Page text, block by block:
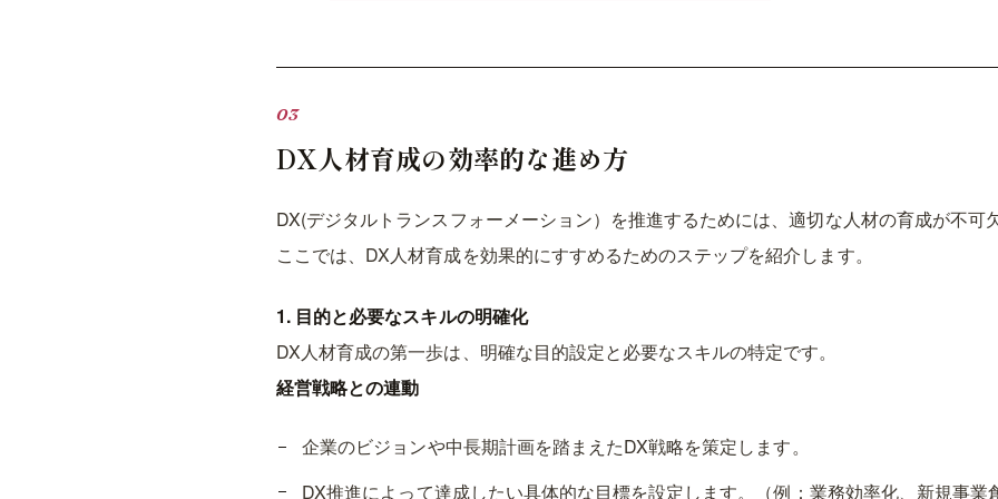
DX人材育成の効率的な進め方
DX(デジタルトランスフォーメーション）を推進するためには、適切な人材の育成が不可欠
ここでは、DX人材育成を効果的にすすめるためのステップを紹介します。
1. 目的と必要なスキルの明確化
DX人材育成の第一歩は、明確な目的設定と必要なスキルの特定です。
経営戦略との連動
企業のビジョンや中長期計画を踏まえたDX戦略を策定します。
DX推進によって達成したい具体的な目標を設定します。（例：業務効率化、新規事業